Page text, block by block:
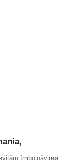
îmbolnăvirea